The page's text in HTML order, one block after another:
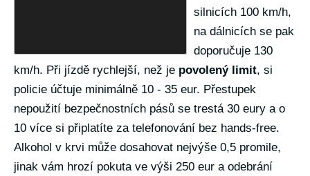
silnicích 100 km/h,
na dálnicích se pak
doporučuje 130
km/h. Při jízdě rychlejší, než je povolený limit, si
policie účtuje minimálně 10 - 35 eur. Přestupek
nepoužití bezpečnostních pásů se trestá 30 eury a o
10 více si připlatíte za telefonování bez hands-free.
Alkohol v krvi může dosahovat nejvýše 0,5 promile,
jinak vám hrozí pokuta ve výši 250 eur a odebrání